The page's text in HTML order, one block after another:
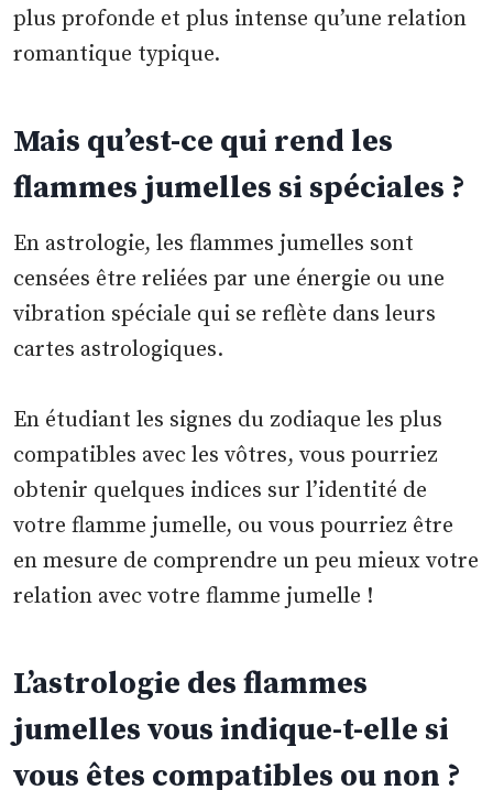
plus profonde et plus intense qu’une relation
romantique typique.
Mais qu’est-ce qui rend les
flammes jumelles si spéciales ?
En astrologie, les flammes jumelles sont
censées être reliées par une énergie ou une
vibration spéciale qui se reflète dans leurs
cartes astrologiques.
En étudiant les signes du zodiaque les plus
compatibles avec les vôtres, vous pourriez
obtenir quelques indices sur l’identité de
votre flamme jumelle, ou vous pourriez être
en mesure de comprendre un peu mieux votre
relation avec votre flamme jumelle !
L’astrologie des flammes
jumelles vous indique-t-elle si
vous êtes compatibles ou non ?